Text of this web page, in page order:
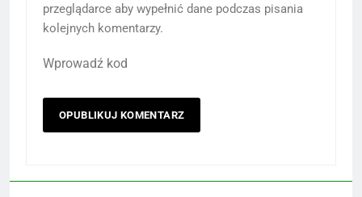
przeglądarce aby wypełnić dane podczas pisania
kolejnych komentarzy.
Wprowadź kod